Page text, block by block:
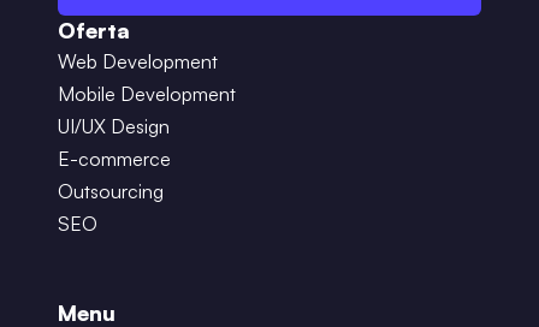
Oferta
Web Development
Mobile Development
UI/UX Design
E-commerce
Outsourcing
SEO
Menu